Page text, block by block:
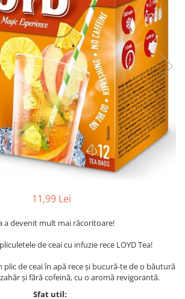
11,99 Lei
a devenit mult mai răcoritoare!
de ceai cu infuzie rece LOYD Tea!
plic de ceai în apă rece și bucură-te de o băutură
și fără cofeină, cu o aromă revigorantă.
Sfat util: